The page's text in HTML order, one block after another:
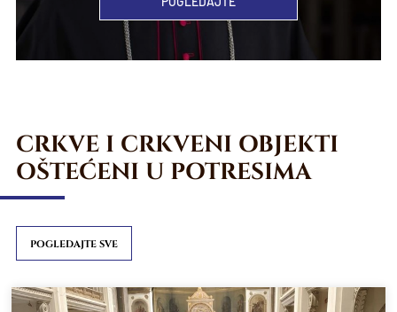
CRKVE I CRKVENI OBJEKTI
OŠTEĆENI U POTRESIMA
POGLEDAJTE SVE